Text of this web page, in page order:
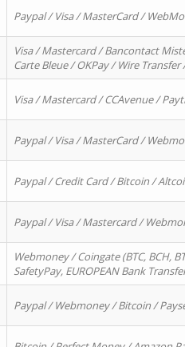
Paypal / Visa / MasterCard /
Visa / Mastercard / Bancontact
Carte Bleue / OKPay / Wire
Visa / Mastercard / CCAvenue /
Paypal / Visa / MasterCard /
Paypal / Credit Card / Bitcoin /
Paypal / Visa / Mastercard /
Webmoney / Coingate (BTC, BCH,
SafetyPay, EUROPEAN Bank
Paypal / Webmoney / Bitcoin /